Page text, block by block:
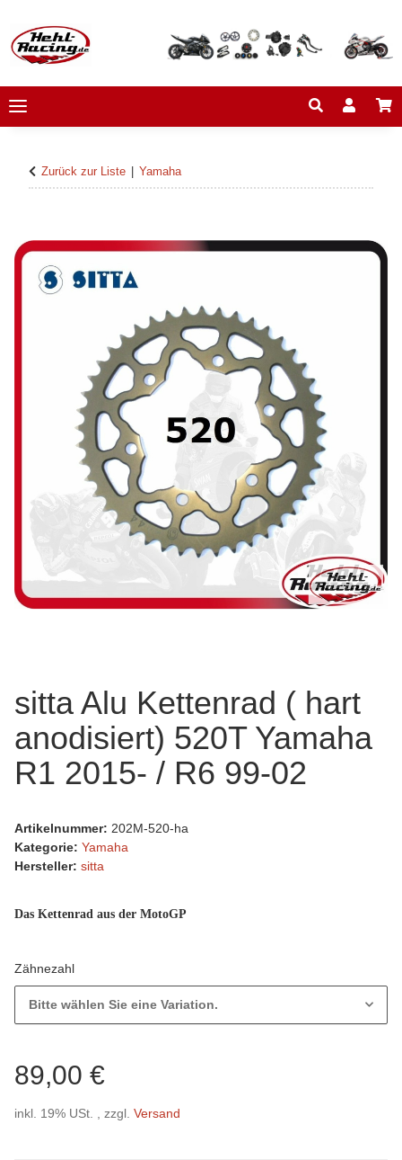
Zurück zur Liste Yamaha
sitta Alu Kettenrad ( hart
anodisiert) 520T Yamaha
R1 2015- / R6 99-02
Artikelnummer: 202M-520-ha
Kategorie: Yamaha
Hersteller: sitta
Das Kettenrad aus der MotoGP
Zähnezahl
Bitte wählen Sie eine Variation.
89,00 €
inkl. 19% USt. , zzgl. Versand